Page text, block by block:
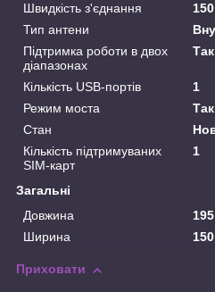
Швидкість з'єднання
Тип антени
Підтримка роботи в двох
діапазонах
Так
Кількість USB-портів
1
Режим моста
Так
Стан
Кількість підтримуваних
SIM-карт
1
Загальні
Довжина
Ширина
Приховати